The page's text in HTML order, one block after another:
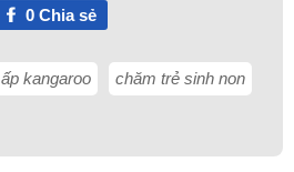
0Chia sẻ
ấp kangaroo chăm trẻ sinh non